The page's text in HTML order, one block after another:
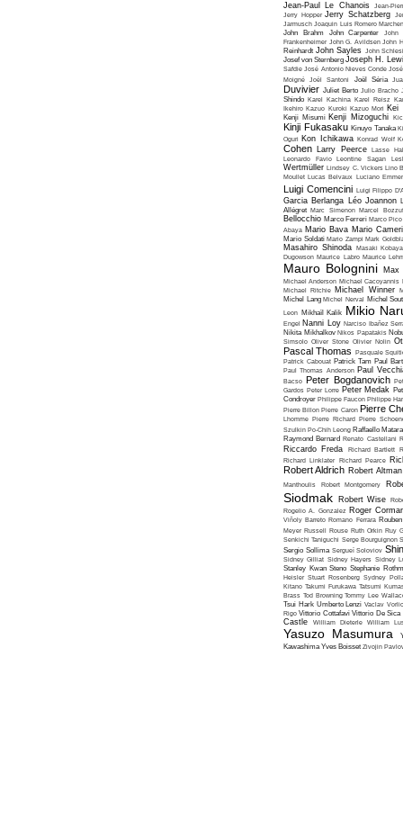
Jean-Paul Le Chanois
Jean-
Jerry Hopper Jerry Schatzberg
Jarmusch Joaquin Luis Romero
John Brahm
John Carpenter
John
Frankenheimer John G. Avildsen John
Reinhardt John Sayles John
Josef von Sternberg Joseph H.
Safdie José Antonio Nieves Conde
Moigné Joël Santoni Joël Séria
Duvivier Juliet Berto Julio Bracho
Shindo Karel Kachina Karel Reisz
Ikehiro Kazuo Kuroki Kazuo Mori Kei
Kenji Misumi Kenji Mizoguchi
Kinji Fukasaku Kinuyo Tanaka
Oguri Kon Ichikawa Konrad Wolf
Cohen Larry Peerce
Lasse
Leonardo Favio
Leontine Sagan
Wertmüller Lindsey C. Vickers Lino
Moullet Lucas Belvaux Luciano Emmer
Luigi Comencini Luigi Filippo
Garcia Berlanga Léo Joannon
Allégret Marc Simenon Marcel
Bellocchio Marco Ferreri Marco Pico
Abaya Mario Bava Mario
Mario Soldati Mario Zampi Mark
Masahiro Shinoda Masaki
Dugowson Maurice Labro Maurice
Mauro Bolognini Max
Michael Anderson Michael Cacoyannis
Michael Ritchie Michael Winner
Michel Lang Michel Nerval Michel
Leon Mikhaïl Kalik Mikio
Engel Nanni Loy Narciso Ibañez
Nikita Mikhalkov Nikos Papatakis
Simsolo Oliver Stone Olivier Nolin
Pascal Thomas Pasquale
Patrick Cabouat Patrick Tam Paul
Paul Thomas Anderson Paul
Bacso Peter Bogdanovich
Gardos Peter Lorre Peter Medak
Condroyer Philippe Faucon Philippe
Pierre Billon Pierre Caron Pierre
Lhomme Pierre Richard Pierre
Szulkin Po-Chih Leong Raffaello
Raymond Bernard Renato Castellani
Riccardo Freda Richard Bartlett
Richard Linklater Richard Pearce
Robert Aldrich Robert Altman
Manthoulis Robert Montgomery
Siodmak Robert Wise
Rogelio A. Gonzalez Roger
Viñoly Barreto Romano Ferrara
Meyer Russell Rouse Ruth Orkin Ruy
Senkichi Taniguchi Serge Bourguignon
Sergio Sollima Sergueï Soloviov
Sidney Gilliat Sidney Hayers Sidney
Stanley Kwan Steno Stephanie
Heisler Stuart Rosenberg Sydney
Kitano Takumi Furukawa Tatsumi
Brass Tod Browning Tommy Lee
Tsui Hark Umberto Lenzi Vaclav
Rigo Vittorio Cottafavi Vittorio De Sica
Castle William Dieterle William
Yasuzo Masumura
Kawashima Yves Boisset Zivojin